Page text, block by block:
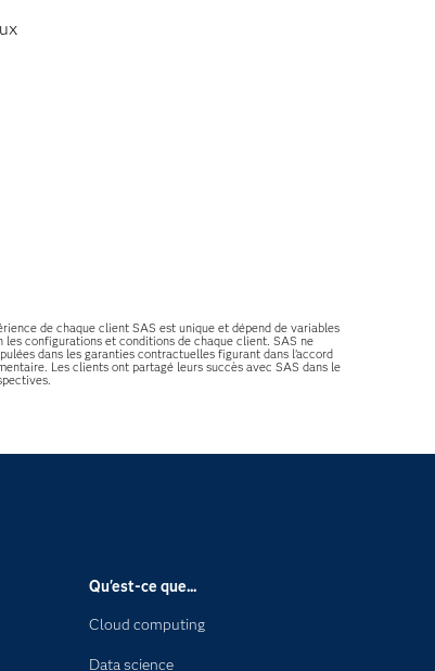
de chaque client SAS est unique et dépend de variables
configurations et conditions de chaque client. SAS ne
dans les garanties contractuelles figurant dans l’accord
Les clients ont partagé leurs succès avec SAS dans le
Qu'est-ce que...
Cloud computing
Data science